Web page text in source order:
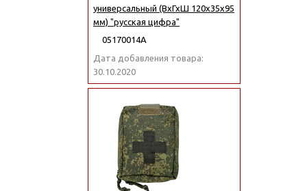
универсальный (ВхГхШ 120х35х95
мм) "русская цифра"
05170014А
Дата добавления товара:
30.10.2020